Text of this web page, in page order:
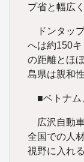
プ省と幅広
ドンタッ
へは約150
の距離とほ
島県は親和
■ベトナム
広沢自動
全国での人
視野に入れる